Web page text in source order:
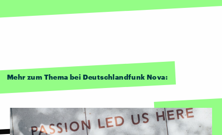
Mehr zum Thema bei Deutschlandfunk Nova: